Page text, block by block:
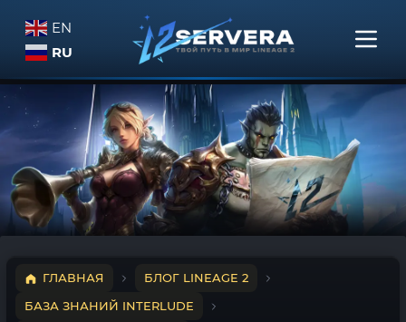
EN
RU
ГЛАВНАЯ
БЛОГ LINEAGE 2
БАЗА ЗНАНИЙ INTERLUDE